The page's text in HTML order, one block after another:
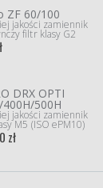
ZF 60/100
jakości zamiennik
filtr klasy G2
DRX OPTI
500H
jakości zamiennik
M5 (ISO ePM10)
zł